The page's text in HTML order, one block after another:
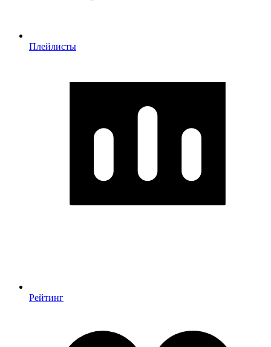
Плейлисты
Рейтинг